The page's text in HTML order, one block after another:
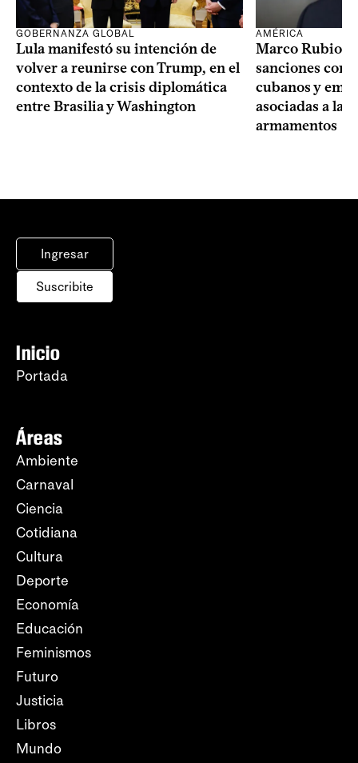
GOBERNANZA GLOBAL
Lula manifestó su intención de
volver a reunirse con Trump, en el
contexto de la crisis diplomática
entre Brasilia y Washington
AMÉRICA
Marco Rubio
sanciones
cubanos y
asociadas a la
armamentos
Ingresar
Suscribite
Inicio
Portada
Áreas
Ambiente
Carnaval
Ciencia
Cotidiana
Cultura
Deporte
Economía
Educación
Feminismos
Futuro
Justicia
Libros
Mundo